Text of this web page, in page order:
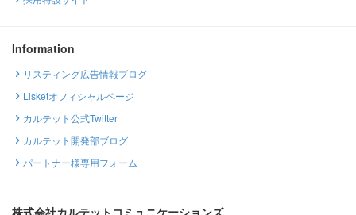
Information
リスティング広告情報ブログ
Lisketオフィシャルページ
カルテット公式Twitter
カルテット開発部ブログ
パートナー様専用フォーム
株式会社カルテットコミュニケーションズ